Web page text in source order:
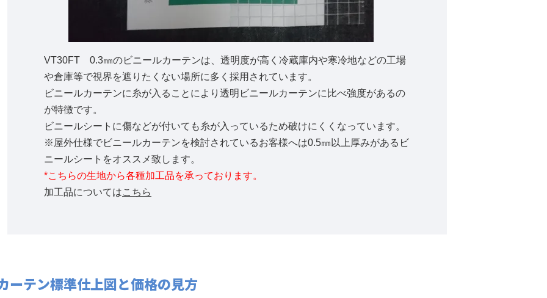
VT30FT 0.3㎜のビニールカーテンは、透明度が高く冷蔵庫内や寒冷地などの工場
や倉庫等で視界を遮りたくない場所に多く採用されています。
ビニールカーテンに糸が入ることにより透明ビニールカーテンに比べ強度があるの
が特徴です。
ビニールシートに傷などが付いても糸が入っているため破けにくくなっています。
※屋外仕様でビニールカーテンを検討されているお客様へは0.5㎜以上厚みがあるビ
ニールシートをオススメ致します。
*こちらの生地から各種加工品を承っております。
加工品についてはこちら
ーテン標準仕上図と価格の見方